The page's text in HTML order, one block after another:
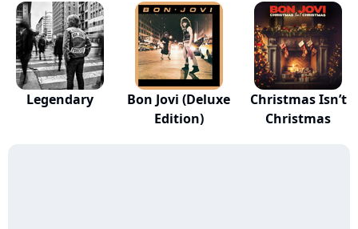
Legendary
Bon Jovi (Deluxe
Edition)
Christmas Isn’t
Christmas